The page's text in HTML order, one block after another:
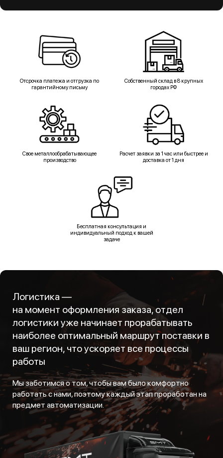
Отсрочка платежа и отгрузка по
гарантийному письму
Собственный склад в 8 крупных
городах РФ
Свое металлообрабатывающее
производство
Расчет заявки за 1 час или быстрее и
доставка от 1 дня
Бесплатная консультация и
индивидуальный подход к вашей
задаче
Логистика —
на момент оформления заказа, отдел
логистики уже начинает прорабатывать
наиболее оптимальный маршрут поставки в
ваш регион, что ускоряет все процессы
работы
Мы заботимся о том, чтобы вам было комфортно
работать с нами, поэтому каждый этап проработан на
предмет автоматизации.